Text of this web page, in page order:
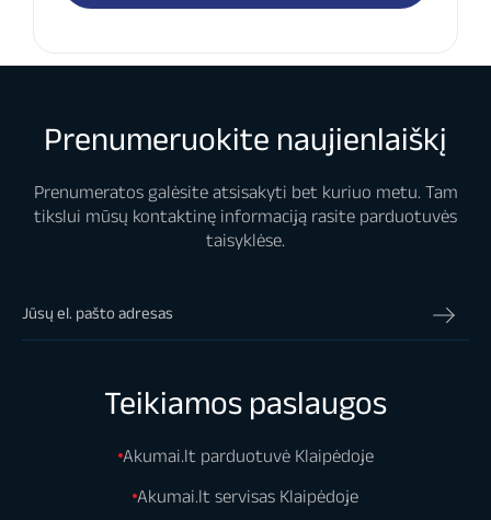
Prenumeruokite naujienlaiškį
Prenumeratos galėsite atsisakyti bet kuriuo metu. Tam
tikslui mūsų kontaktinę informaciją rasite parduotuvės
taisyklėse.
Teikiamos paslaugos
Akumai.lt parduotuvė Klaipėdoje
Akumai.lt servisas Klaipėdoje